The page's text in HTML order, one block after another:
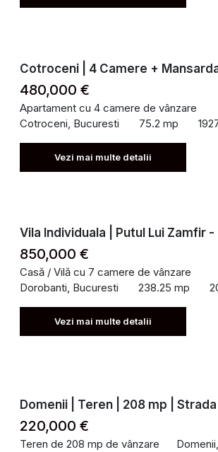
Cotroceni | 4 Camere +
480,000 €
Apartament cu 4 camere de vânzare
Cotroceni, Bucuresti
75.2 mp
Vezi mai multe detalii
Vila Individuala | Putul Lui Zamfir
850,000 €
Casă / Vilă cu 7 camere de vânzare
Dorobanti, Bucuresti
238.25 mp
Vezi mai multe detalii
Domenii | Teren | 208 mp |
220,000 €
Teren de 208 mp de vânzare